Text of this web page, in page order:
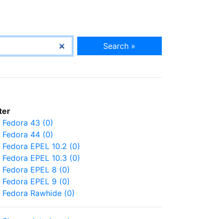
Search »
Fedora 43 (0)
Fedora 44 (0)
Fedora EPEL 10.2 (0)
Fedora EPEL 10.3 (0)
Fedora EPEL 8 (0)
Fedora EPEL 9 (0)
Fedora Rawhide (0)